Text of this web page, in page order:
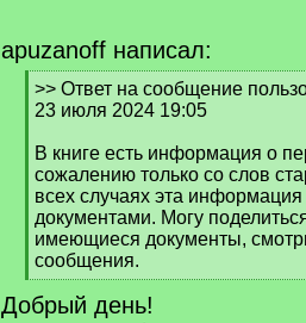
apuzanoff написал:
[
q
>> Ответ на сообщение
23 июля 2024 19:05
В книге есть информация о
сожалению только со слов
всех случаях эта
документами. Могу
имеющиеся документы,
сообщения.
[
/
Добрый день!